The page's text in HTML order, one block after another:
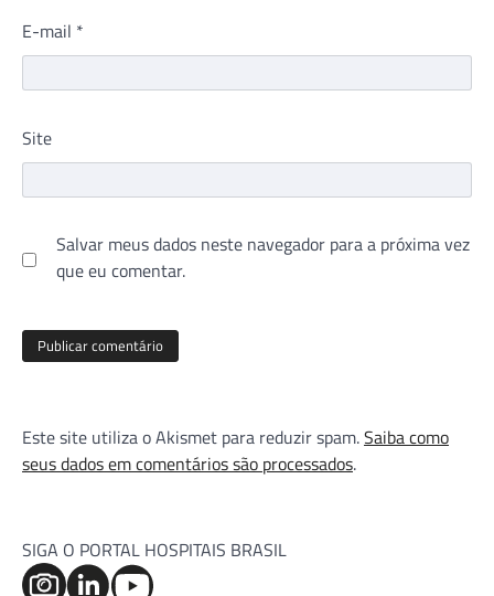
E-mail *
Site
Salvar meus dados neste navegador para a próxima vez
que eu comentar.
Este site utiliza o Akismet para reduzir spam.Saiba como
seus dados em comentários são processados.
SIGA O PORTAL HOSPITAIS BRASIL